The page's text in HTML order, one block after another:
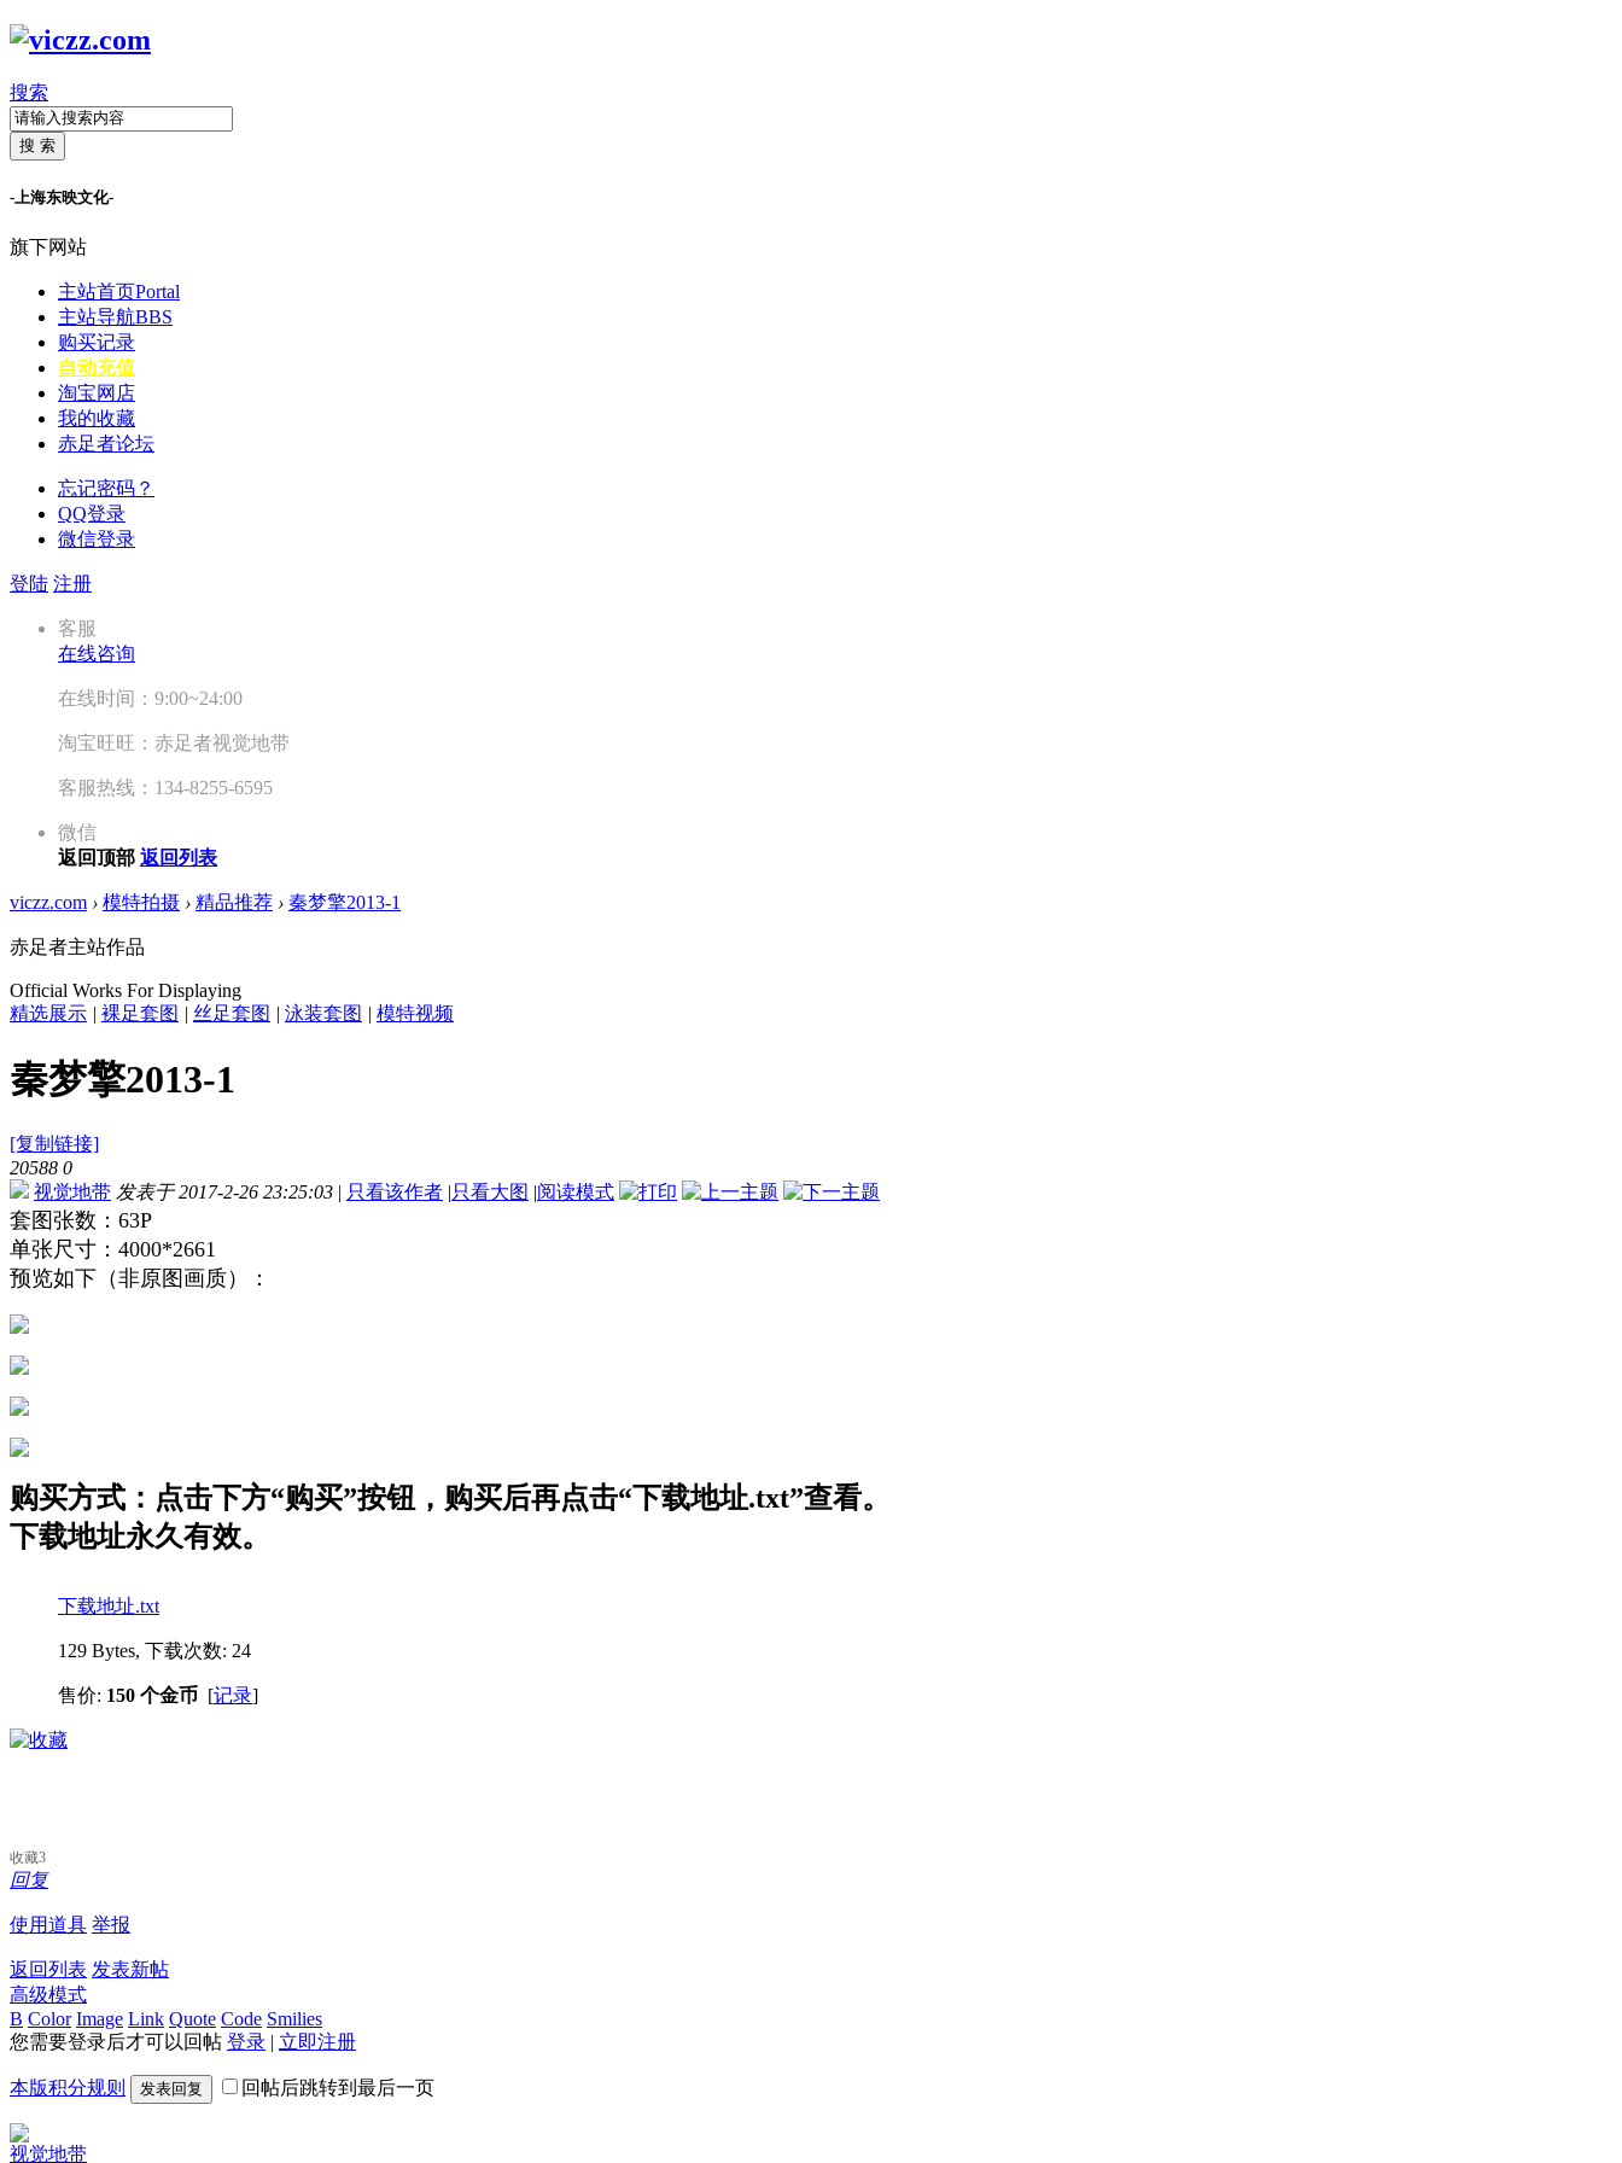
搜索
搜 索
-上海东映文化-
旗下网站
主站首页Portal
主站导航BBS
购买记录
自动充值
淘宝网店
我的收藏
赤足者论坛
忘记密码？
QQ登录
微信登录
登陆 注册
客服
在线咨询
在线时间：9:00~24:00
淘宝旺旺：赤足者视觉地带
客服热线：134-8255-6595
微信
返回顶部 返回列表
viczz.com › 模特拍摄 › 精品推荐 › 秦梦擎2013-1
赤足者主站作品
Official Works For Displaying
精选展示 | 裸足套图 | 丝足套图 | 泳装套图 | 模特视频
秦梦擎2013-1
[复制链接]
20588 0
视觉地带 发表于 2017-2-26 23:25:03 | 只看该作者 |只看大图 |阅读模式
套图张数：63P
单张尺寸：4000*2661
预览如下（非原图画质）：
购买方式：点击下方“购买”按钮，购买后再点击“下载地址.txt”查看。
下载地址永久有效。
下载地址.txt
129 Bytes, 下载次数: 24
售价: 150 个金币 [记录]
收藏3
回复
使用道具 举报
返回列表 发表新帖
高级模式
B Color Image Link Quote Code Smilies
您需要登录后才可以回帖 登录 | 立即注册
本版积分规则 发表回复 回帖后跳转到最后一页
视觉地带